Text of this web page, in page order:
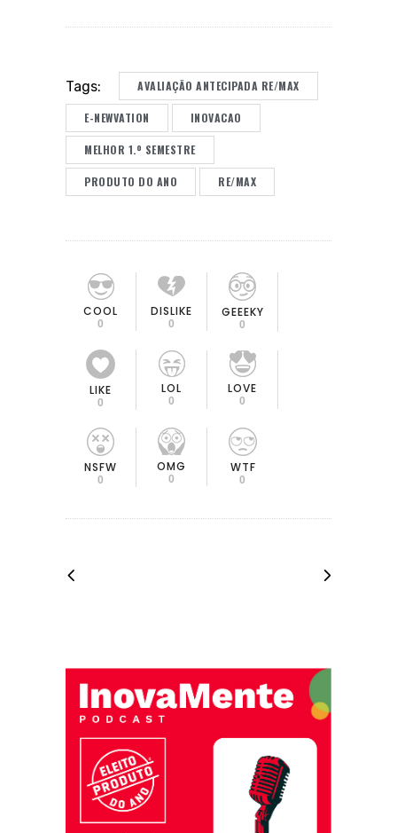
Tags: AVALIAÇÃO ANTECIPADA RE/MAX
E-NEWVATION INOVACAO
MELHOR 1.º SEMESTRE
PRODUTO DO ANO RE/MAX
COOL
0
DISLIKE
0
GEEEKY
0
LIKE
0
LOL
0
LOVE
0
NSFW
0
OMG
0
WTF
0